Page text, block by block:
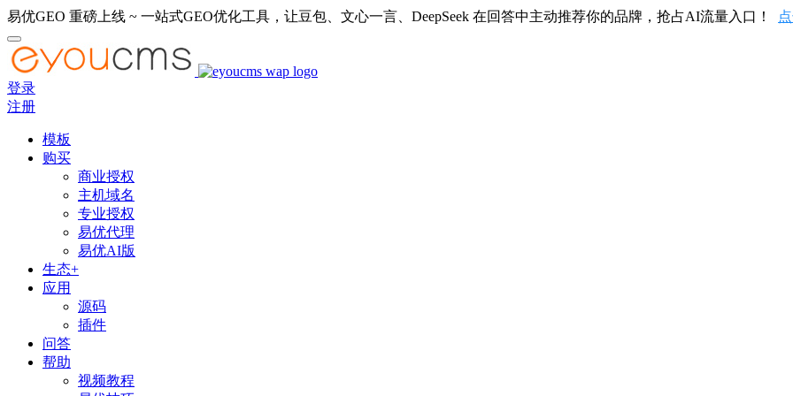
易优GEO 重磅上线 ~ 一站式GEO优化工具，让豆包、文心一言、DeepSeek 在回答中主动推荐你的品牌，抢占AI流量入口！
登录
注册
模板
购买
商业授权
主机域名
专业授权
易优代理
易优AI版
生态+
应用
源码
插件
问答
帮助
视频教程